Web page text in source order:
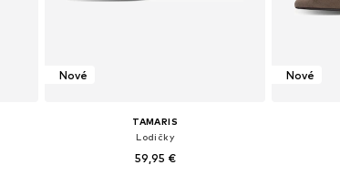
Nové
TAMARIS
Lodičky
59,95 €
Nové